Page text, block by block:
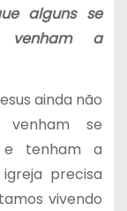
alguns se
venham a
ainda não
venham se
e tenham a
precisa
vivendo